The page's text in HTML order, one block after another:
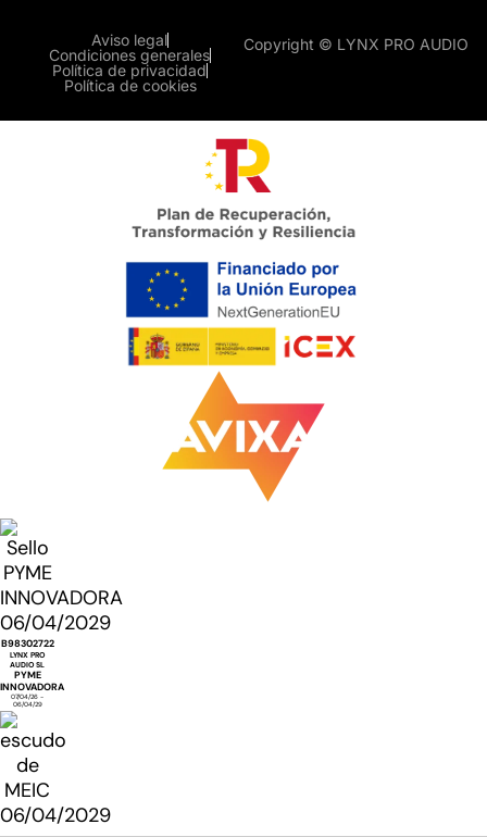
Copyright © LYNX PRO AUDIO
Aviso legal
Condiciones generales
Política de privacidad
Política de cookies
B98302722
LYNX PRO
AUDIO SL
PYME
INNOVADORA
07/04/26 -
06/04/29